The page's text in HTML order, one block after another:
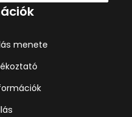
menete